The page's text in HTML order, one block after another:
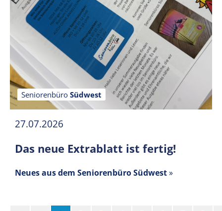
Seniorenbüro Südwest
27.07.2026
Das neue Extrablatt ist fertig!
Neues aus dem Seniorenbüro Südwest»